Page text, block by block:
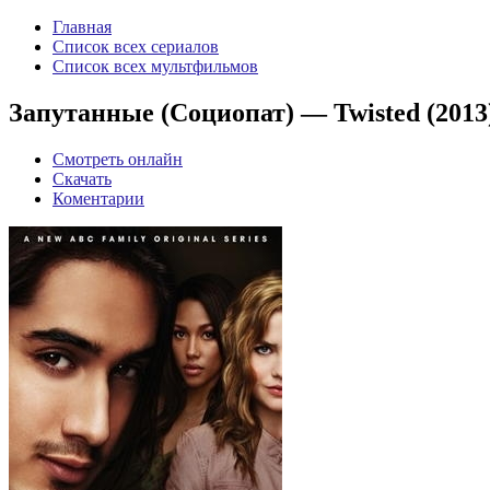
Главная
Список всех сериалов
Список всех мультфильмов
Запутанные (Социопат) — Twisted
Смотреть онлайн
Скачать
Коментарии